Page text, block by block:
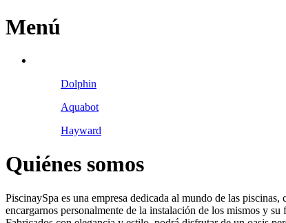
Menú
Dolphin
Aquabot
Hayward
Quiénes somos
PiscinaySpa es una empresa dedicada al mundo de las
encargarnos personalmente de la instalación de los mismos y